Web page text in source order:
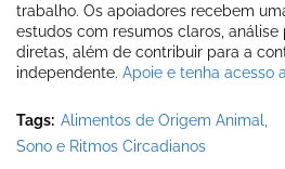
trabalho. Os apoiadores recebem
estudos com resumos claros,
diretas, além de contribuir para a
independente. Apoie e tenha acesso
Tags: Alimentos de Origem Animal
Sono e Ritmos Circadianos